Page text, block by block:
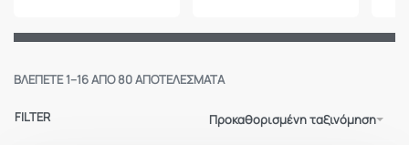
ΒΛΈΠΕΤΕ 1–16 ΑΠΌ 80 ΑΠΟΤΕΛΈΣΜΑΤΑ
Προκαθορισμένη ταξινόμηση
FILTER